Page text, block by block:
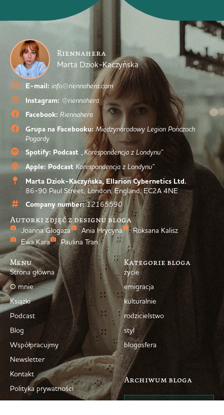
Riennahera
Marta Dziok-Kaczyńska
E-mail: info@riennahera.com
Instagram: @riennahera
Facebook: Riennahera
Grupa na Facebooku: Międzynarodowy Legion Pończoch
Pogardy
Spotify: Podcast „Korespondencja z Londynu”
Apple: Podcast Korespondencja z Londynu”
Marta Dziok-Kaczyńska, Ellarion Cybernetics Ltd.
86-90 Paul Street, London, England, EC2A 4NE
Company number: 12165590
Autorki zdjęć z designu bloga
Joanna Glogaza Ania Hrycyna
Roksana Kalisz
Ewa Kara
Paulina Tran
Menu
Strona główna
O mnie
Książki
Podcast
Blog
Współpracujmy
Newsletter
Kontakt
Polityka prywatności
Kategorie bloga
życie
emigracja
kulturalnie
rodzicielstwo
styl
blogosfera
Archiwum bloga